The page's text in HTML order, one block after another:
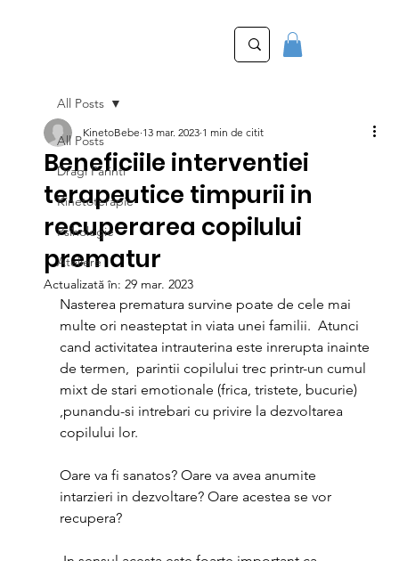
All Posts
Dragi Parinti
Kinetoterapie
Psihologie
Ateliere
All Posts
Beneficiile interventiei
terapeutice timpurii in
recuperarea copilului
prematur
KinetoBebe 13 mar. 2023 1 min de citit
Actualizată în: 29 mar. 2023
Nasterea prematura survine poate de cele mai
multe ori neasteptat in viata unei familii.  Atunci
cand activitatea intrauterina este inrerupta inainte
de termen,  parintii copilului trec printr-un cumul
mixt de stari emotionale (frica, tristete, bucurie)
,punandu-si intrebari cu privire la dezvoltarea
copilului lor.
Oare va fi sanatos? Oare va avea anumite
intarzieri in dezvoltare? Oare acestea se vor
recupera?